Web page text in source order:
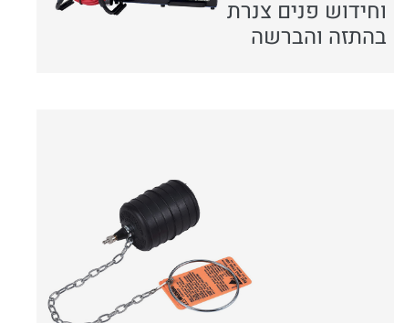
וחידוש פנים צנרת
בהתזה והברשה